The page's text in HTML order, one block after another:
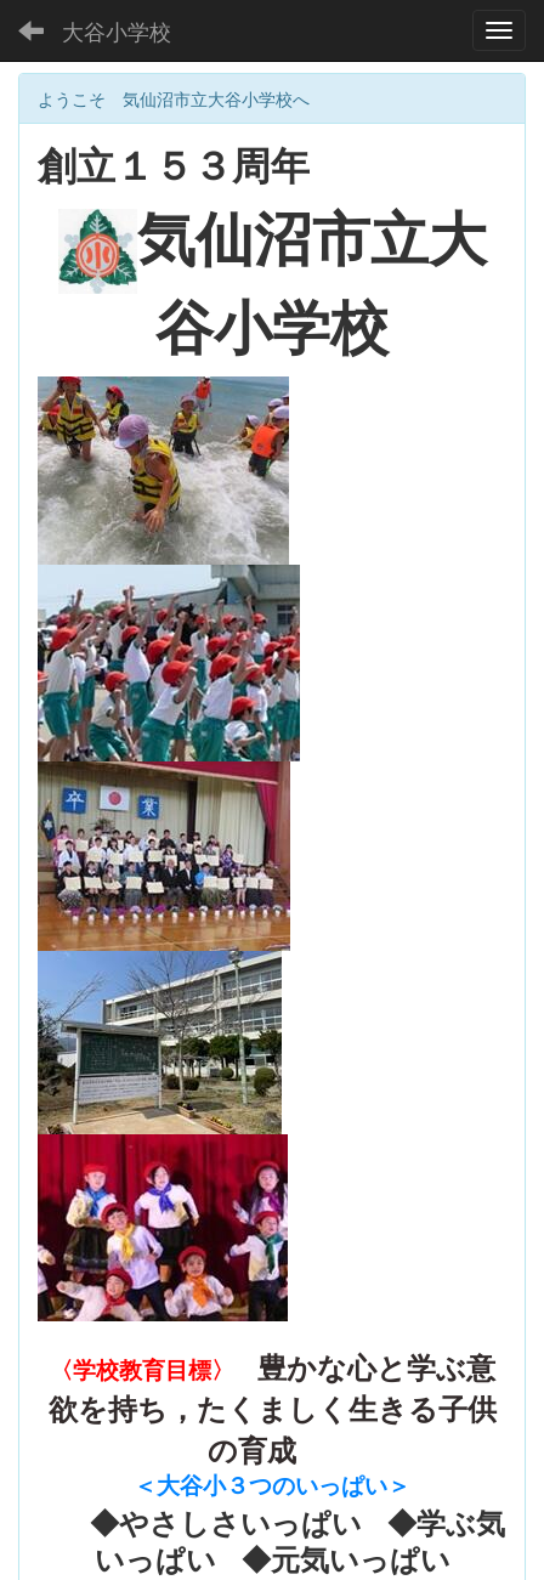
大谷小学校
ようこそ 気仙沼市立大谷小学校へ
創立１５３周年
気仙沼市立大
谷小学校
〈学校教育目標〉
豊かな心と学ぶ意
欲を持ち，たくましく生きる子供
の育成
＜大谷小３つのいっぱい＞
◆やさしさいっぱい ◆学ぶ気
いっぱい ◆元気いっぱい